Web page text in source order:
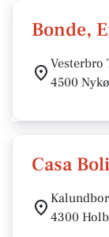
Bonde,
Vesterbro
4500
Casa
4300